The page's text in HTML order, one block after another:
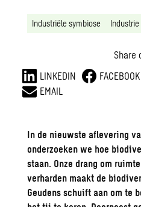
Industriële symbiose Industrie
Share
LINKEDIN
FACEBOOK
EMAIL
In de nieuwste aflevering
onderzoeken we hoe
staan. Onze drang om
verharden maakt de
Geudens schuift aan om te